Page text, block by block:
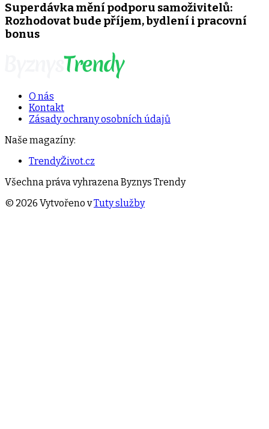
Superdávka mění podporu samoživitelů:
Rozhodovat bude příjem, bydlení i pracovní
bonus
O nás
Kontakt
Zásady ochrany osobních údajů
Naše magazíny:
TrendyŽivot.cz
Všechna práva vyhrazena Byznys Trendy
© 2026 Vytvořeno vTuty služby